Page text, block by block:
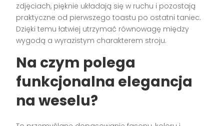
zdjęciach, pięknie układają się w ruchu i pozostają
praktyczne od pierwszego toastu po ostatni taniec.
Dzięki temu łatwiej utrzymać równowagę między
wygodą a wyrazistym charakterem stroju.
Na czym polega
funkcjonalna elegancja
na weselu?